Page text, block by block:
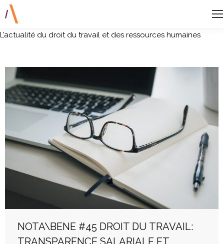
L’actualité du droit du travail et des ressources humaines
NOTA\BENE #45 DROIT DU TRAVAIL:
TRANSPARENCE SALARIALE ET